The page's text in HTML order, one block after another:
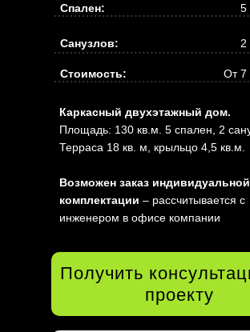
Спален: 5
Каркасный двухэтажный дом.
Площадь: 130 кв.м. 5 спален, 2
Терраса 18 кв. м, крыльцо 4,5 кв.м.
Возможен заказ индивидуальной
комплектации – рассчитывается с
инженером в офисе компании
Санузлов: 2
Стоимость: От 7
Получить
проекту